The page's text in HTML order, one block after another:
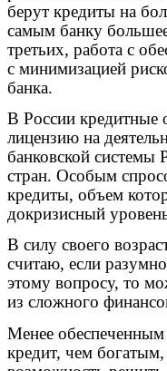
берут кредиты на
самым банку
третьих, работа с
с минимизацией
банка.
В России кредитные
лицензию на
банковской системы
стран. Особым
кредиты, объем
докризисный
В силу своего
считаю, если
этому вопросу, то
из сложного
Менее
кредит, чем богатым,